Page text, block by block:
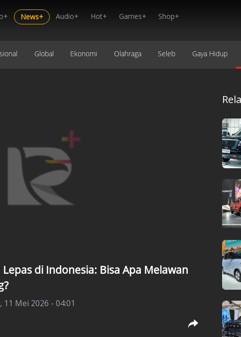
News+ Audio+ Hot+ Games+ Shop+
Global Ekonomi Olahraga Seleb Gaya Hidup
di Indonesia: Bisa Apa Melawan
11 Mei 2026 - 04:01